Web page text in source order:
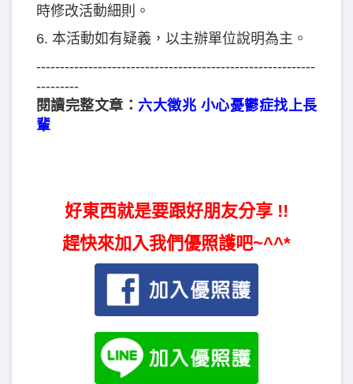
時修改活動細則。
6. 本活動如有疑義，以主辦單位說明為主。
-----------------------------------------------------------
---------
閱讀完整文章： 六大徵兆 小心憂鬱症找上長
輩
好東西就是要跟好朋友分享 !!
趕快來加入我們優照護吧~^^*